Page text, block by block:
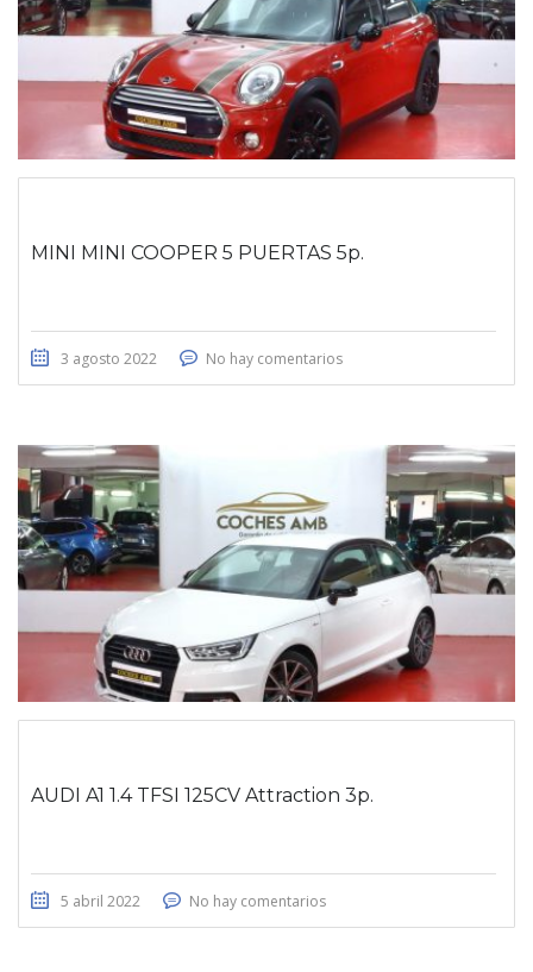
MINI MINI COOPER 5 PUERTAS 5p.
3 agosto 2022 No hay comentarios
AUDI A1 1.4 TFSI 125CV Attraction 3p.
5 abril 2022 No hay comentarios